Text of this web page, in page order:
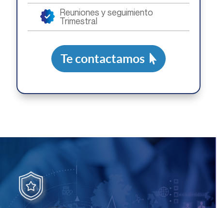
Reuniones y seguimiento
Trimestral
Te contactamos